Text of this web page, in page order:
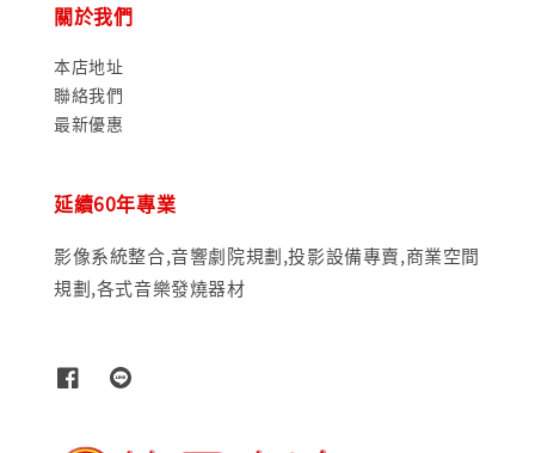
關於我們
本店地址
聯絡我們
最新優惠
延續60年專業
影像系統整合,音響劇院規劃,投影設備專賣,商業空間
規劃,各式音樂發燒器材